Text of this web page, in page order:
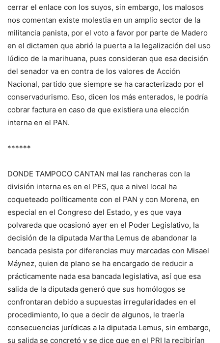
cerrar el enlace con los suyos, sin embargo, los malosos
nos comentan existe molestia en un amplio sector de la
militancia panista, por el voto a favor por parte de Madero
en el dictamen que abrió la puerta a la legalización del uso
lúdico de la marihuana, pues consideran que esa decisión
del senador va en contra de los valores de Acción
Nacional, partido que siempre se ha caracterizado por el
conservadurismo. Eso, dicen los más enterados, le podría
cobrar factura en caso de que existiera una elección
interna en el PAN.
******
DONDE TAMPOCO CANTAN mal las rancheras con la
división interna es en el PES, que a nivel local ha
coqueteado políticamente con el PAN y con Morena, en
especial en el Congreso del Estado, y es que vaya
polvareda que ocasionó ayer en el Poder Legislativo, la
decisión de la diputada Martha Lemus de abandonar la
bancada pesista por diferencias muy marcadas con Misael
Máynez, quien de plano se ha encargado de reducir a
prácticamente nada esa bancada legislativa, así que esa
salida de la diputada generó que sus homólogos se
confrontaran debido a supuestas irregularidades en el
procedimiento, lo que a decir de algunos, le traería
consecuencias jurídicas a la diputada Lemus, sin embargo,
su salida se concretó y se dice que en el PRI la recibirían